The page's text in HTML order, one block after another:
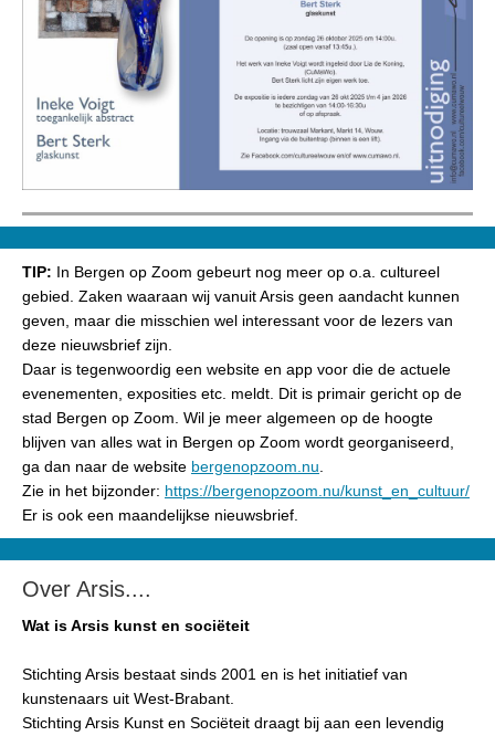
TIP: In Bergen op Zoom gebeurt nog meer op o.a. cultureel
gebied. Zaken waaraan wij vanuit Arsis geen aandacht kunnen
geven, maar die misschien wel interessant voor de lezers van
deze nieuwsbrief zijn.
Daar is tegenwoordig een website en app voor die de actuele
evenementen, exposities etc. meldt. Dit is primair gericht op de
stad Bergen op Zoom. Wil je meer algemeen op de hoogte
blijven van alles wat in Bergen op Zoom wordt georganiseerd,
ga dan naar de website bergenopzoom.nu
Zie in het bijzonder: https://bergenopzoom.nu/kunst_en_cultuur/
Er is ook een maandelijkse nieuwsbrief.
Over Arsis....
Wat is Arsis kunst en sociëteit
Stichting Arsis bestaat sinds 2001 en is het initiatief van
kunstenaars uit West-Brabant.
Stichting Arsis Kunst en Sociëteit draagt bij aan een levendig